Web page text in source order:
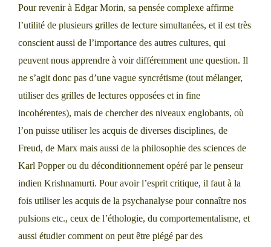
Pour revenir à Edgar Morin, sa pensée complexe affirme
l’utilité de plusieurs grilles de lecture simultanées, et il est très
conscient aussi de l’importance des autres cultures, qui
peuvent nous apprendre à voir différemment une question. Il
ne s’agit donc pas d’une vague syncrétisme (tout mélanger,
utiliser des grilles de lectures opposées et in fine
incohérentes), mais de chercher des niveaux englobants, où
l’on puisse utiliser les acquis de diverses disciplines, de
Freud, de Marx mais aussi de la philosophie des sciences de
Karl Popper ou du déconditionnement opéré par le penseur
indien Krishnamurti. Pour avoir l’esprit critique, il faut à la
fois utiliser les acquis de la psychanalyse pour connaître nos
pulsions etc., ceux de l’éthologie, du comportementalisme, et
aussi étudier comment on peut être piégé par des